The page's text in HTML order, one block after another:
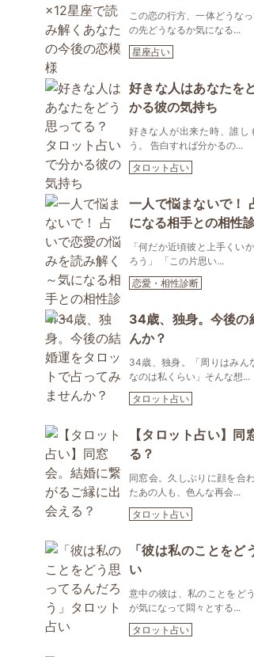
この恋の行方、一体どうな
の先どうなるか気になる...
星座占い
好きな人はあなたを
かる彼の気持ち
好きな人が出来た時、誰し
う。 告白すれば分かるの...
タロット占い
一人で悩まないで！
になる相手との相性
「何だか近頃彼と上手くい
ろう」 「この片思い...
恋愛・相性診断
34歳、独身。今後の
んか？
34歳、独身。「周りはみ
なのは私くらい」そんな想...
タロット占い
【タロット占い】
る？
同窓会。久しぶりに顔を合
たあの人も、色んな再会...
タロット占い
「彼は私のことを
い
意中の彼は、私のことをど
が気になって悶々とする...
タロット占い